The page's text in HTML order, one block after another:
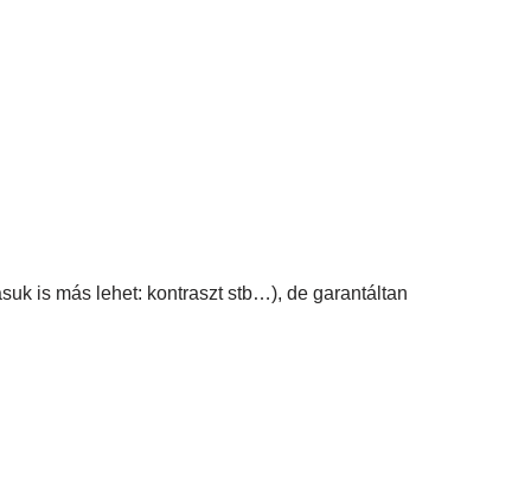
is más lehet: kontraszt stb…), de garantáltan